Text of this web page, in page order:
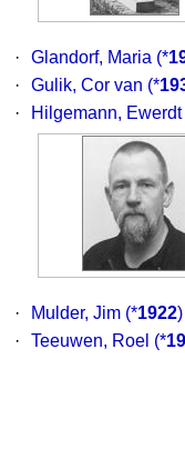
· Glandorf, Maria (*
·
Gulik, Cor van (*
·
Hilgemann, Ewerdt
· Mulder, Jim (*1922
·
Teeuwen, Roel (*